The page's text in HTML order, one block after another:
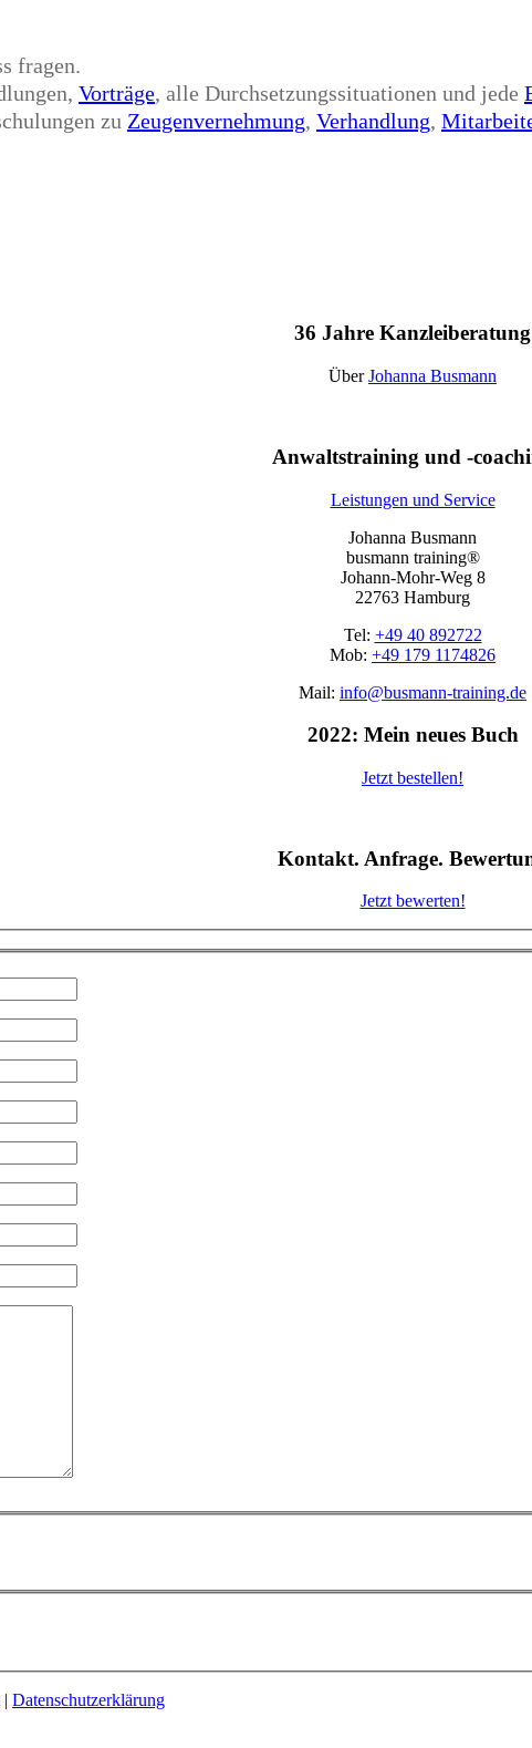
fragen.
Vorträge, alle Durchsetzungssituationen und jede
zu Zeugenvernehmung, Verhandlung,
36 Jahre Kanzleiberatung
ÜberJohanna Busmann
Anwaltstraining und -
Leistungen und Service
Johanna Busmann
busmann training®
Johann-Mohr-Weg 8
22763 Hamburg
Tel: +49 40 892722
Mob: +49 179 1174826
Mail: info@busmann-training.de
2022: Mein neues Buch
Jetzt bestellen!
Kontakt. Anfrage.
Jetzt bewerten!
| Datenschutzerklärung